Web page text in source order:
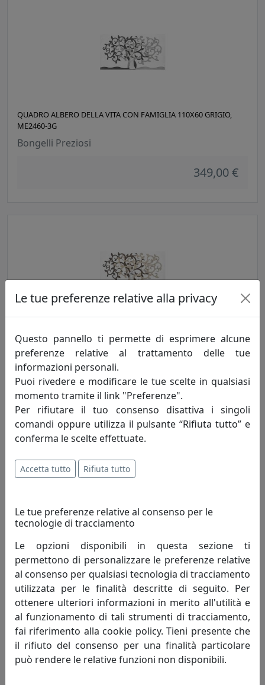
QUADRO ALBERO DELLA VITA CON FAMIGLIA 110X60 GRIGIO,
ME2460-3G
Bongelli Preziosi
349,00 €
ME2460-3N
Bongelli Preziosi
349,00 €
QUADRO ALBERO DELLA VITA CON FAMIGLIA 70X48, GRIGIO
ME1945-1G
Bongelli Preziosi
250,00 €
Le tue preferenze relative alla privacy
Questo pannello ti permette di esprimere alcune
preferenze relative al trattamento delle tue
informazioni personali.
Puoi rivedere e modificare le tue scelte in qualsiasi
momento tramite il link "Preferenze".
Per rifiutare il tuo consenso disattiva i singoli
comandi oppure utilizza il pulsante “Rifiuta tutto” e
conferma le scelte effettuate.
Accetta tutto Rifiuta tutto
Le tue preferenze relative al consenso per le
tecnologie di tracciamento
Le opzioni disponibili in questa sezione ti
permettono di personalizzare le preferenze relative
al consenso per qualsiasi tecnologia di tracciamento
utilizzata per le finalità descritte di seguito. Per
ottenere ulteriori informazioni in merito all'utilità e
al funzionamento di tali strumenti di tracciamento,
fai riferimento alla cookie policy. Tieni presente che
il rifiuto del consenso per una finalità particolare
può rendere le relative funzioni non disponibili.